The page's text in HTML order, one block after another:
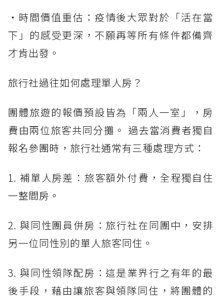
・時間價值重估：疫情後大眾對於「活在當
下」的感受更深，不願再等所有條件都備齊
才肯出發。
旅行社過往如何處理單人房？
團體旅遊的報價預設皆為「兩人一室」，房
費由兩位旅客共同分攤。 過去當消費者獨自
報名參團時，旅行社通常有三種處理方式：
1. 補單人房差：旅客額外付費，全程獨自住
一整間房。
2. 與同性團員併房：旅行社在同團中，安排
另一位同性別的單人旅客同住。
3. 與同性領隊配房：這是業界行之有年的最
後手段，藉由讓旅客與領隊同住，將團體的